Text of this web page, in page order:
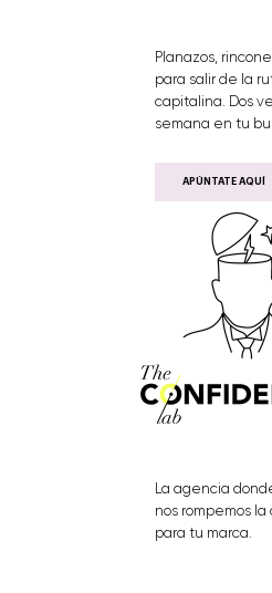
Planazos,
para salir de la
capitalina. Dos
semana en tu
APÚNTATE AQUÍ
La agencia
nos rompemos
para tu marca.